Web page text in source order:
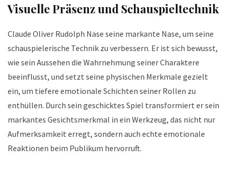
Visuelle Präsenz und Schauspieltechnik
Claude Oliver Rudolph Nase seine markante Nase, um seine
schauspielerische Technik zu verbessern. Er ist sich bewusst,
wie sein Aussehen die Wahrnehmung seiner Charaktere
beeinflusst, und setzt seine physischen Merkmale gezielt
ein, um tiefere emotionale Schichten seiner Rollen zu
enthüllen. Durch sein geschicktes Spiel transformiert er sein
markantes Gesichtsmerkmal in ein Werkzeug, das nicht nur
Aufmerksamkeit erregt, sondern auch echte emotionale
Reaktionen beim Publikum hervorruft.